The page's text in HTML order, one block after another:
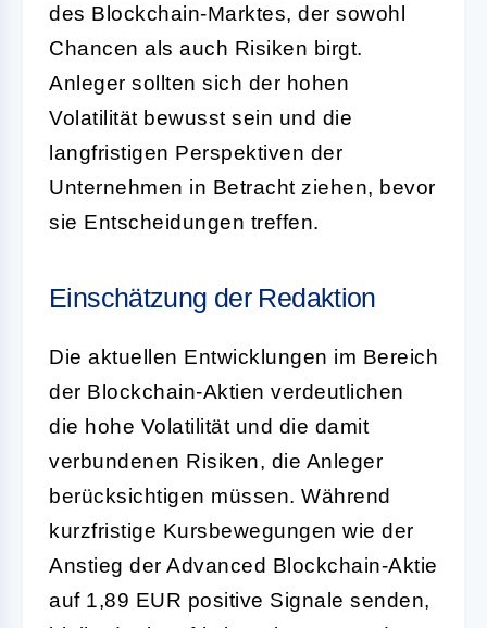
des Blockchain-Marktes, der sowohl
Chancen als auch Risiken birgt.
Anleger sollten sich der hohen
Volatilität bewusst sein und die
langfristigen Perspektiven der
Unternehmen in Betracht ziehen, bevor
sie Entscheidungen treffen.
Einschätzung der Redaktion
Die aktuellen Entwicklungen im Bereich
der Blockchain-Aktien verdeutlichen
die hohe Volatilität und die damit
verbundenen Risiken, die Anleger
berücksichtigen müssen. Während
kurzfristige Kursbewegungen wie der
Anstieg der Advanced Blockchain-Aktie
auf 1,89 EUR positive Signale senden,